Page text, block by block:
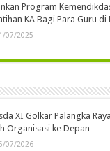
Program
KA Bagi Para Guru di
07/2025
XI Golkar Palangka
Organisasi ke Depan
07/2026